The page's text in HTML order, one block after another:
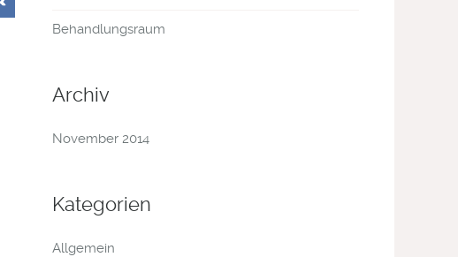
Behandlungsraum
Archiv
November 2014
Kategorien
Allgemein